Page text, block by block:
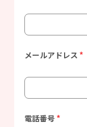
メールアドレス *
電話番号 *